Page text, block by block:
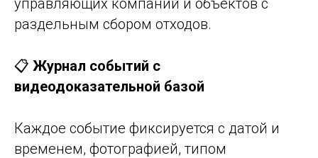
раздельным сбором отходов.
📋 Журнал событий с
видеодоказательной базой
Каждое событие фиксируется с датой и
временем, фотографией, типом